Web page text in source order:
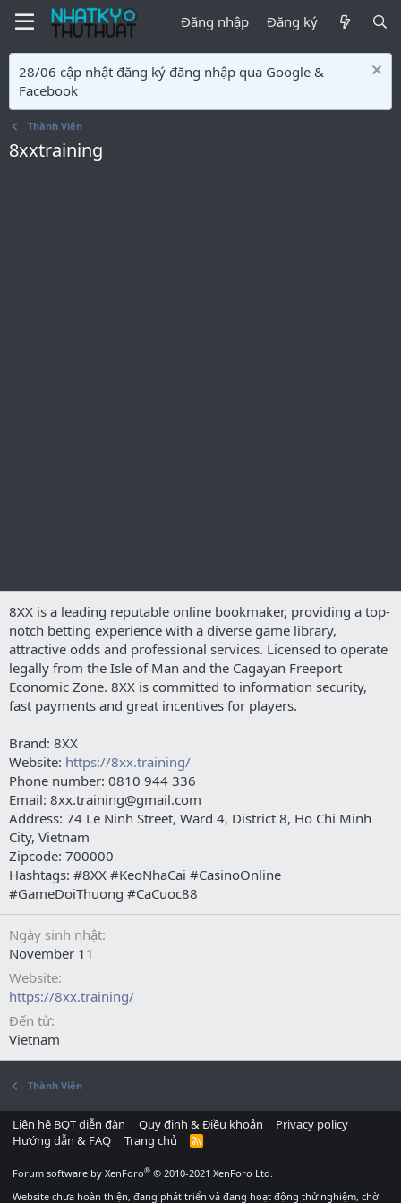
Đăng nhập Đăng ký
28/06 cập nhật đăng ký đăng nhập qua Google &
Facebook
Thành Viên
8xxtraining
8XX is a leading reputable online bookmaker, providing a top-
notch betting experience with a diverse game library,
attractive odds and professional services. Licensed to operate
legally from the Isle of Man and the Cagayan Freeport
Economic Zone. 8XX is committed to information security,
fast payments and great incentives for players.
Brand: 8XX
Website: https://8xx.training/
Phone number: 0810 944 336
Email: 8xx.training@gmail.com
Address: 74 Le Ninh Street, Ward 4, District 8, Ho Chi Minh
City, Vietnam
Zipcode: 700000
Hashtags: #8XX #KeoNhaCai #CasinoOnline
#GameDoiThuong #CaCuoc88
Ngày sinh nhật
November 11
Website
https://8xx.training/
Đến từ
Vietnam
Thành Viên
Liên hệ BQT diễn đàn Quy định & Điều khoản
Privacy policy
Hướng dẫn & FAQ
Trang chủ
R
Forum software by XenForo® © 2010-2021 XenForo Ltd.
Website chưa hoàn thiện, đang phát triển và đang hoạt động thử nghiệm, chờ